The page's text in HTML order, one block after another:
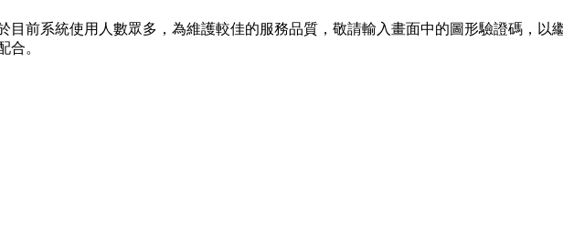
目前系統使用人數眾多，為維護較佳的服務品質，敬請輸入畫面中的圖形驗證碼，以
合。